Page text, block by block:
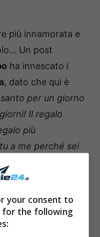
più innamorata e
Un post
ha innescato i
, dato che qui è
per un giorno
Il regalo
più
a me perché sei
io
your consent to
for the following